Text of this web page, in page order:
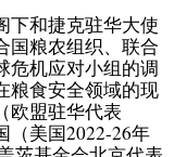
下和捷克驻华大使
国粮农组织、联合
危机应对小组的调
粮食安全领域的现
欧盟驻华代表
（美国2022-26年